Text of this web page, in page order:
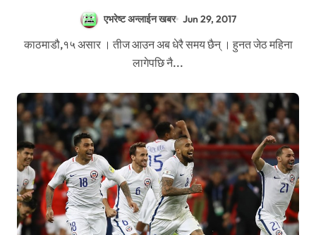
एभरेष्ट अन्लाईन खबर Jun 29, 2017
काठमाडौ,१५ असार । तीज आउन अब धेरै समय छैन् । हुनत जेठ महिना
लागेपछि नै...